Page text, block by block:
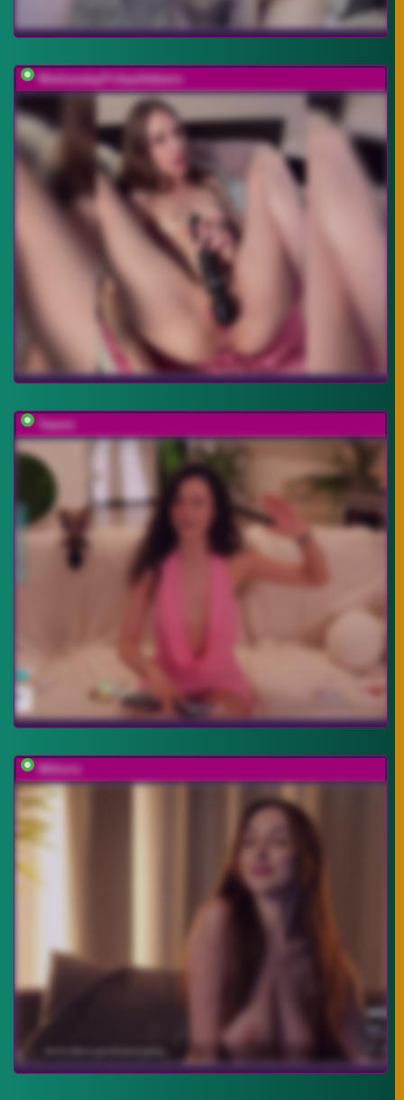
WednesdayFridayAddams
Taanni
Willoris